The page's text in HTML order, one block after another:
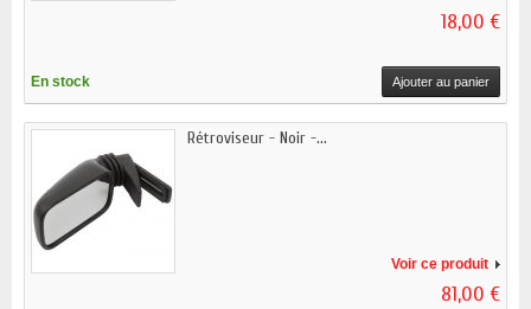
18,00 €
En stock Ajouter au panier
Rétroviseur - Noir -...
Voir ce produit
81,00 €